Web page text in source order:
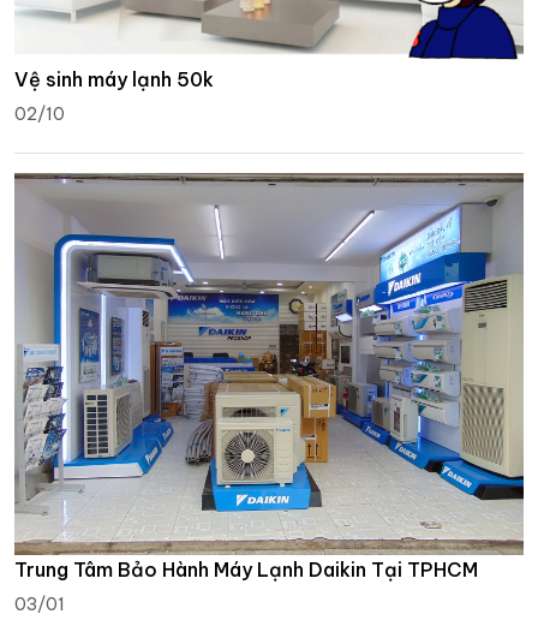
Vệ sinh máy lạnh 50k
02/10
Trung Tâm Bảo Hành Máy Lạnh Daikin Tại TPHCM
03/01